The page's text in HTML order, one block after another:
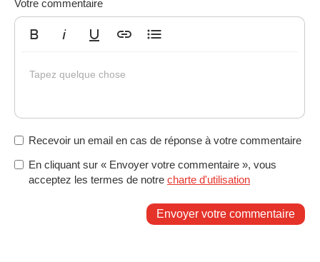
Votre commentaire
Tapez quelque chose
Recevoir un email en cas de réponse à votre commentaire
En cliquant sur « Envoyer votre commentaire », vous
acceptez les termes de notre charte d'utilisation
Envoyer votre commentaire